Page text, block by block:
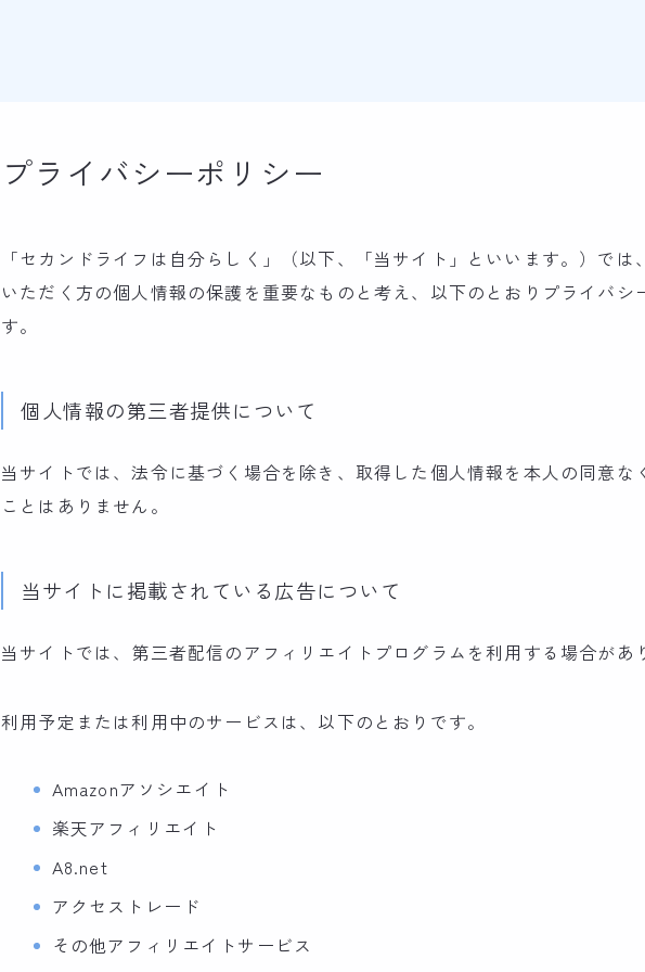
プライバシーポリシー
「セカンドライフは自分らしく」（以下、「当サイト」といいます。）で
いただく方の個人情報の保護を重要なものと考え、以下のとおりプライバシ
す。
個人情報の第三者提供について
当サイトでは、法令に基づく場合を除き、取得した個人情報を本人の同意な
ことはありません。
当サイトに掲載されている広告について
当サイトでは、第三者配信のアフィリエイトプログラムを利用する場合があ
利用予定または利用中のサービスは、以下のとおりです。
Amazonアソシエイト
楽天アフィリエイト
A8.net
アクセストレード
その他アフィリエイトサービス